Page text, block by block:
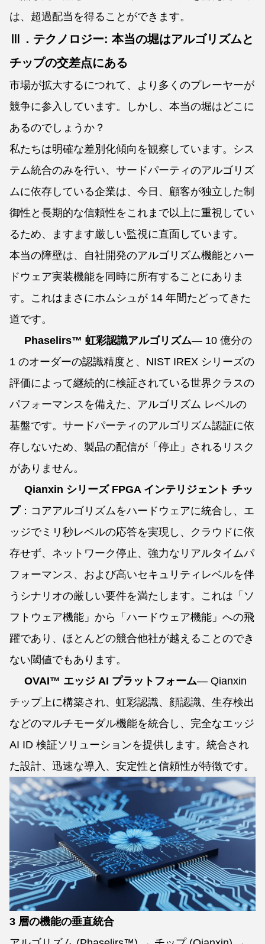
は、超過配当を得ることができます。
Ⅲ．テクノロジー: 本当の堀はアルゴリズムと
チップの交差点にある
市場が拡大するにつれて、より多くのプレーヤーが
競争に参入しています。しかし、本当の堀はどこに
あるのでしょうか？
私たちは明確な差別化傾向を観察しています。シス
テム統合のみを行い、サードパーティのアルゴリズ
ムに依存している企業は、今日、顧客が独立した制
御性と長期的な信頼性をこれまで以上に重視してい
るため、ますます厳しい監視に直面しています。
本当の障壁は、自社開発のアルゴリズム機能とハー
ドウェア実装機能を同時に所有することにありま
す。これはまさにホムシュが 14 年間たどってきた
道です。
Phaselirs™ 虹彩認識アルゴリズム— 10 億分の
1 のオーダーの認識精度と、NIST IREX シリーズの
評価によって継続的に検証されている世界クラスの
パフォーマンスを備えた、アルゴリズム レベルの
基盤です。サードパーティのアルゴリズム認証に依
存しないため、製品の配信が「停止」されるリスク
がありません。
Qianxin シリーズ FPGA インテリジェント チッ
プ：コアアルゴリズムをハードウェアに統合し、エ
ッジでミリ秒レベルの応答を実現し、クラウドに依
存せず、ネットワーク停止、強力なリアルタイムパ
フォーマンス、および高いセキュリティレベルを伴
うシナリオの厳しい要件を満たします。これは「ソ
フトウェア機能」から「ハードウェア機能」への飛
躍であり、ほとんどの競合他社が越えることのでき
ない閾値でもあります。
OVAI™ エッジ AI プラットフォーム— Qianxin
チップ上に構築され、虹彩認識、顔認識、生存検出
などのマルチモーダル機能を統合し、完全なエッジ
AI ID 検証ソリューションを提供します。統合され
た設計、迅速な導入、安定性と信頼性が特徴です。
3 層の機能の垂直統合